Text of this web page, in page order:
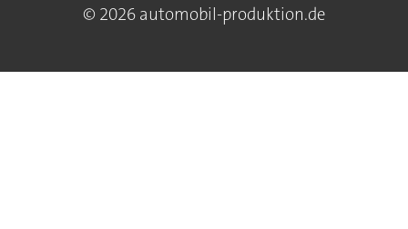
© 2026 automobil-produktion.de